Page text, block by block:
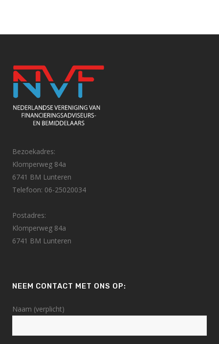
Bezoekadres:
Klomperweg 84a
6741 BM Lunteren
Telefoon: 06-25020034
Postadres:
Klomperweg 84a
6741 BM Lunteren
NEEM CONTACT MET ONS OP:
Naam (verplicht)